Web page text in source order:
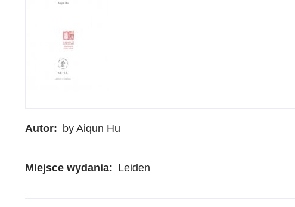
Autor by Aiqun Hu
Miejsce wydania Leiden